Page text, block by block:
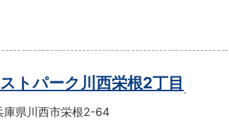
ストパーク川西栄根2丁目
庫県川西市栄根2-64